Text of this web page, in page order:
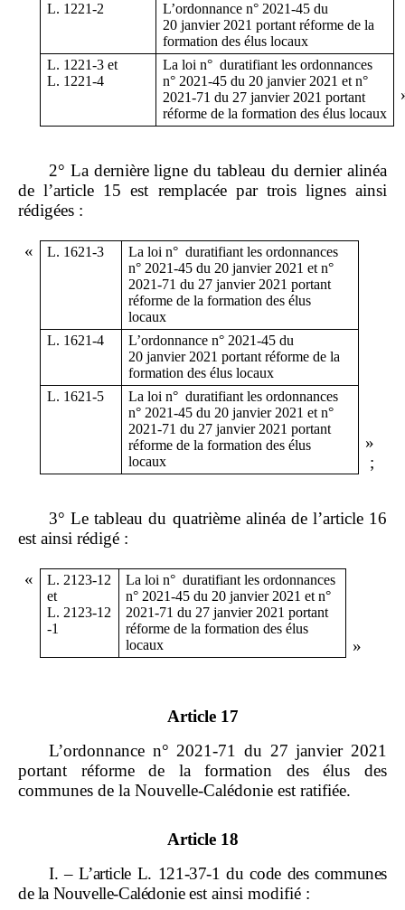
L. 1221-2
L’ordonnance n° 2021-45 du
20 janvier 2021 portant réforme de la
formation des élus locaux
L. 1221-3 et
L. 1221‑4
La loi n° duratifiant les ordonnances
n° 2021‑45 du 20 janvier 2021 et n°
2021-71 du 27 janvier 2021 portant
réforme de la formation des élus locaux
2° La dernière ligne du tableau du dernier alinéa
de l’article 15 est remplacée par trois lignes ainsi
rédigées :
« L. 1621-3 La loi n° duratifiant les ordonnances
n° 2021-45 du 20 janvier 2021 et n°
2021-71 du 27 janvier 2021 portant
réforme de la formation des élus
locaux
L. 1621-4
L’ordonnance n° 2021-45 du
20 janvier 2021 portant réforme de la
formation des élus locaux
L. 1621-5
La loi n° duratifiant les ordonnances
n° 2021-45 du 20 janvier 2021 et n°
2021-71 du 27 janvier 2021 portant
réforme de la formation des élus
locaux
»
;
3° Le tableau du quatrième alinéa de l’article 16
est ainsi rédigé :
«
L. 2123-12
et
L. 2123‑12
‑1
La loi n° duratifiant les ordonnances
n° 2021-45 du 20 janvier 2021 et n°
2021-71 du 27 janvier 2021 portant
réforme de la formation des élus
locaux
»
Article 17
L’ordonnance n° 2021‑71 du 27 janvier 2021
portant réforme de la formation des élus des
communes de la Nouvelle‑Calédonie est ratifiée.
Article 18
I. – L’article L. 121‑37‑1 du code des communes
de la Nouvelle‑Calédonieest ainsi modifié :